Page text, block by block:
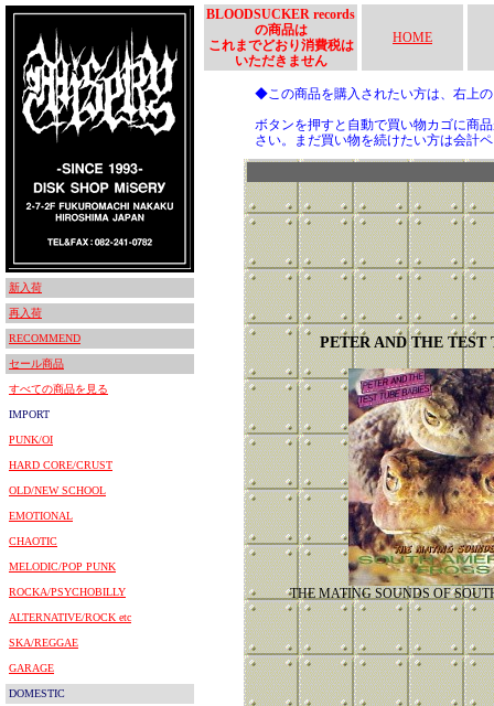
新入荷
再入荷
RECOMMEND
セール商品
すべての商品を見る
IMPORT
PUNK/OI
HARD CORE/CRUST
OLD/NEW SCHOOL
EMOTIONAL
CHAOTIC
MELODIC/POP PUNK
ROCKA/PSYCHOBILLY
ALTERNATIVE/ROCK etc
SKA/REGGAE
GARAGE
DOMESTIC
BLOODSUCKER records
の商品は
これまでどおり消費税は
いただきません
HOME
◆この商品を購入されたい方は、右上
ボタンを押すと自動で買い物カゴに商
さい。まだ買い物を続けたい方は会計
PETER AND THE TEST
THE MATING SOUNDS OF